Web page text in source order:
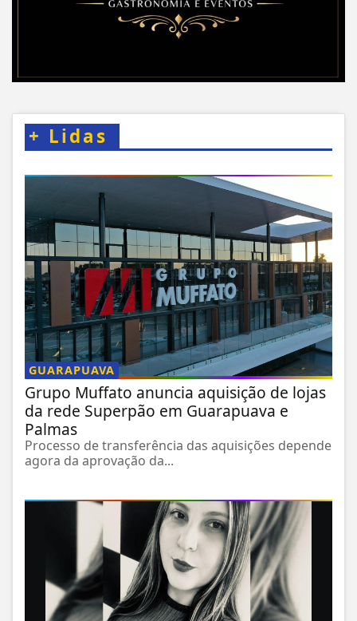
+ Lidas
GUARAPUAVA
Grupo Muffato anuncia aquisição de lojas
da rede Superpão em Guarapuava e
Palmas
Processo de transferência das aquisições depende
agora da aprovação da...